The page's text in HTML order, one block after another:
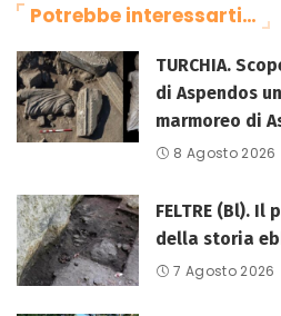
Potrebbe interessarti…
TURCHIA.
di Aspendos
marmoreo di
8 Agosto 2026
FELTRE (Bl).
della storia
7 Agosto 2026